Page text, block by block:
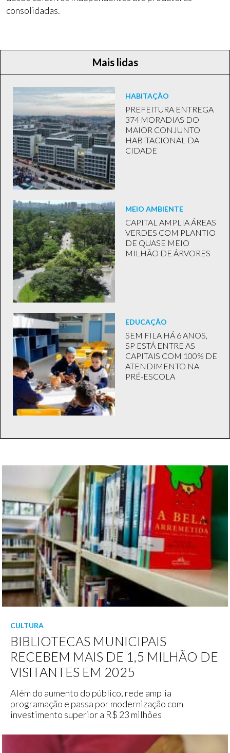
consolidadas.
Mais lidas
HABITAÇÃO
PREFEITURA ENTREGA
374 MORADIAS DO
MAIOR CONJUNTO
HABITACIONAL DA
CIDADE
MEIO AMBIENTE
CAPITAL AMPLIA ÁREAS
VERDES COM PLANTIO
DE QUASE MEIO
MILHÃO DE ÁRVORES
EDUCAÇÃO
SEM FILA HÁ 6 ANOS,
SP ESTÁ ENTRE AS
CAPITAIS COM 100% DE
ATENDIMENTO NA
PRÉ-ESCOLA
CULTURA
BIBLIOTECAS MUNICIPAIS
RECEBEM MAIS DE 1,5 MILHÃO DE
VISITANTES EM 2025
Além do aumento do público, rede amplia
programação e passa por modernização com
investimento superior a R$ 23 milhões